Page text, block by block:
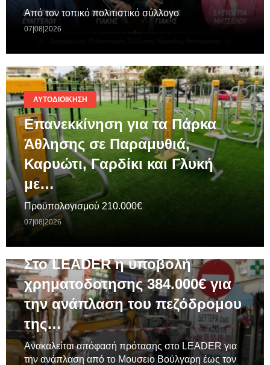
Από τον τοπικό πολιτιστικό σύλλογο
07|08|2026
ΑΥΤΟΔΙΟΊΚΗΣΗ
Επανεκκίνηση για τα Πάρκα
Άθλησης σε Παραμυθιά,
Καρυώτι, Γαρδίκι και Γλυκή
με…
Προϋπολογισμού 210.000€
07|08|2026
Στο LEADER η υποβολή
χρηματοδοτησης 384.000€ για
την ανάπλαση του πεζόδρομου
της…
Ανακαλείται απόφασή πρότασης στο LEADER για
την ανάπλαση από το Μουσειο Βούλγαρη έως τον